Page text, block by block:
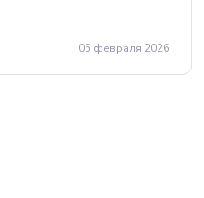
05 февраля 2026